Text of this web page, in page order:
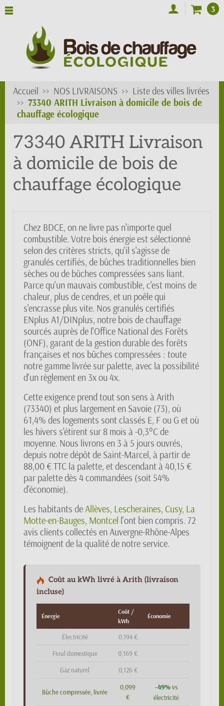
3
Accueil NOS LIVRAISONS
Liste des villes livrées
73340 ARITH Livraison à domicile de bois de
chauffage écologique
73340 ARITH Livraison
à domicile de bois de
chauffage écologique
Chez BDCE, on ne livre pas n'importe quel
combustible. Votre bois énergie est sélectionné
selon des critères stricts, qu'il s'agisse de
granulés certifiés, de bûches traditionnelles bien
sèches ou de bûches compressées sans liant.
Parce qu'un mauvais combustible, c'est moins de
chaleur, plus de cendres, et un poêle qui
s'encrasse plus vite. Nos granulés certifiés
ENplus A1/DINplus, notre bois de chauffage
sourcés auprès de l'Office National des Forêts
(ONF), garant de la gestion durable des forêts
françaises et nos bûches compressées : toute
notre gamme livrée sur palette, avec la possibilité
d'un règlement en 3x ou 4x.
Cette exigence prend tout son sens à Arith
(73340) et plus largement en Savoie (73), où
61,4% des logements sont classés E, F ou G et où
les hivers s'étirent sur 8 mois à -0,3°C de
moyenne. Nous livrons en 3 à 5 jours ouvrés,
depuis notre dépôt de Saint-Marcel, à partir de
88,00 € TTC la palette, et descendant à 40,15 €
par palette dès 4 commandées (soit 54%
d'économie).
Les habitants deAllèves, Lescheraines, Cusy, La
Motte-en-Bauges, Montcel l'ont bien compris. 72
avis clients collectés en Auvergne-Rhône-Alpes
témoignent de la qualité de notre service.
Coût au kWh livré à Arith (livraison
incluse)
Énergie
Coût /
kWh
Économie
Électricité 0,194 €
Fioul domestique 0,169 €
Gaz naturel 0,126 €
Bûche compressée, livrée
0,099
€
-49%vs
électricité